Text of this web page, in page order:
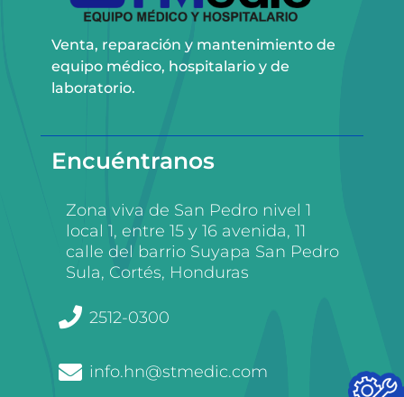
Venta, reparación y mantenimiento de
equipo médico, hospitalario y de
laboratorio.
Encuéntranos
Zona viva de San Pedro nivel 1
local 1, entre 15 y 16 avenida, 11
calle del barrio Suyapa San Pedro
Sula, Cortés, Honduras
2512-0300
info.hn@stmedic.com